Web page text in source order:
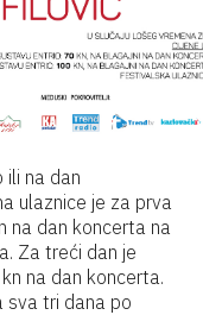
ili na dan
ulaznice je za prva
na dan koncerta na
Za treći dan je
na dan koncerta.
sva tri dana po